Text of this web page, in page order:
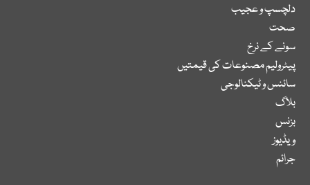
دلچسپ و عجیب
صحت
سونے کے نرخ
پیٹرولیم مصنوعات کی قیمتیں
سائنس و ٹیکنالوجی
بلاگ
بزنس
ویڈیوز
جرائم